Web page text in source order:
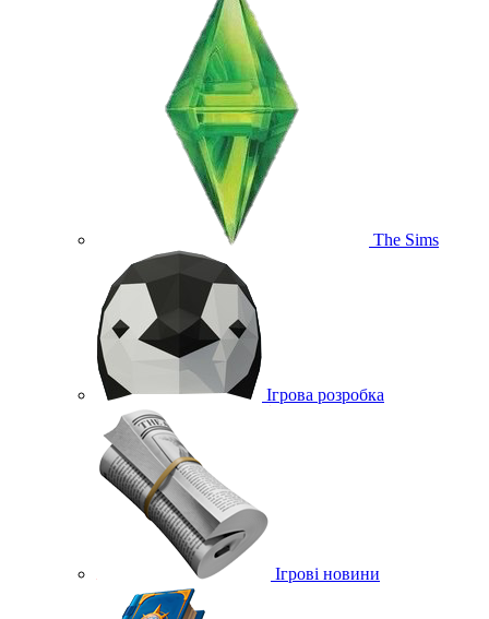
The Sims
Ігрова розробка
Ігрові новини